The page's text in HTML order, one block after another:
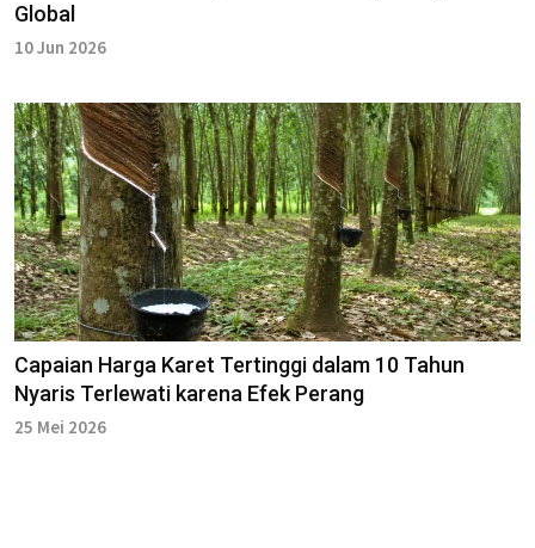
Global
10 Jun 2026
Capaian Harga Karet Tertinggi dalam 10 Tahun
Nyaris Terlewati karena Efek Perang
25 Mei 2026